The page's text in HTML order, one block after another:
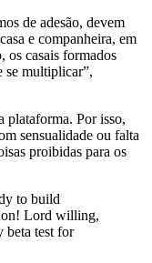
de adesão, devem
e companheira, em
os casais formados
se multiplicar”,
plataforma. Por isso,
sensualidade ou falta
proibidas para os
to build
Lord willing,
beta test for